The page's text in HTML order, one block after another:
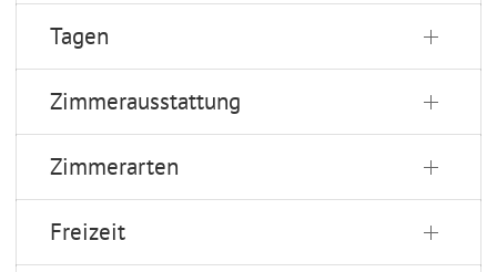
Tagen
Zimmerausstattung
Zimmerarten
Freizeit